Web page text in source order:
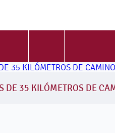
DE 35 KILÓMETROS DE